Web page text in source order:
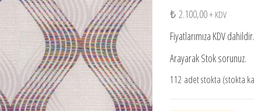
₺ 2.100,00 + KDV
Fiyatlarımıza KDV dahildir.
Arayarak Stok sorunuz.
112 adet stokta (stokta